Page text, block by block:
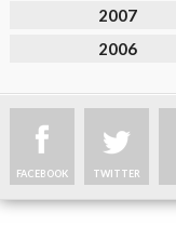
2007
2006
FACEBOOK TWITTER